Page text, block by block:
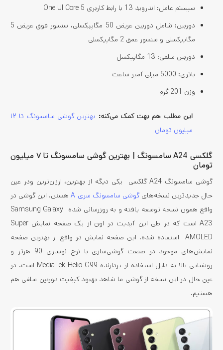
سیستم عامل: اندروید 13 با رابط کاربری One UI Core 5
دوربین: شامل دوربین عریض 50 مگاپیکسلی، سنسور فوق عریض 5
مگاپیکسلی و سنسور عمق 2 مگاپیکسلی
دوربین سلفی: 13 مگاپیکسل
باتری: 5000 میلی آمپر ساعت
وزن 201 گرم
این مطلب هم بهت کمک می‌کنه:
بهترین گوشی سامسونگ تا ۱۲
میلیون تومان
گلکسی A24 سامسونگ | بهترین گوشی سامسونگ تا ۷ میلیون
تومان
گوشی سامسونگ A24 گلکسی یکی دیگه از بهترین، ارزان‌ترین ودر عین
حال جدیدترین نسخه‌هایگوشی سامسونگ سری A
هستن. این گوشی در
واقع همون نسخه توسعه یافته و به روز‌رسانی شده Samsung Galaxy
A23 است که در طی این آپدیت در اون از یک صفحه نمایش Super
AMOLED استفاده شده. این صفحه نمایش در واقع از بهترین صفحه
نمایش‌های موجود در صنعت گوشی‌سازی با نرخ نوسازی 90 هرتز و
روشنایی بالا به دلیل استفاده از پردازنده MediaTek Helio G99 است. در
عین حال در این نسخه از گوشی ما شاهد بهبود کیفیت دوربین سلفی هم
هستیم.